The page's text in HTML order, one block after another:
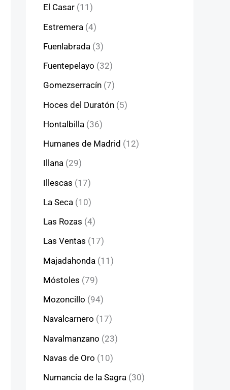
El Casar (11)
Estremera (4)
Fuenlabrada (3)
Fuentepelayo (32)
Gomezserracín (7)
Hoces del Duratón (5)
Hontalbilla (36)
Humanes de Madrid (12)
Illana (29)
Illescas (17)
La Seca (10)
Las Rozas (4)
Las Ventas (17)
Majadahonda (11)
Móstoles (79)
Mozoncillo (94)
Navalcarnero (17)
Navalmanzano (23)
Navas de Oro (10)
Numancia de la Sagra (30)